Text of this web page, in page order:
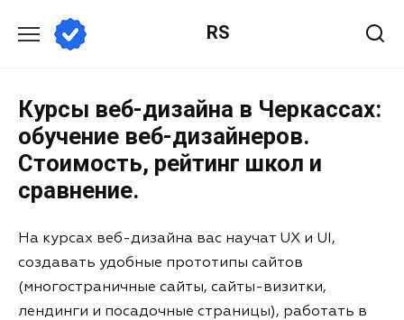
RS
Курсы веб-дизайна в Черкассах:
обучение веб-дизайнеров.
Стоимость, рейтинг школ и
сравнение.
На курсах веб-дизайна вас научат UX и UI,
создавать удобные прототипы сайтов
(многостраничные сайты, сайты-визитки,
лендинги и посадочные страницы), работать в